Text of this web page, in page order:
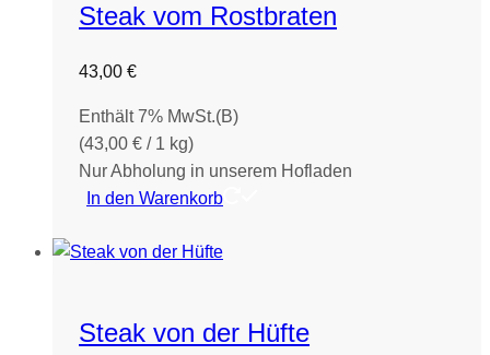
Steak vom Rostbraten
43,00 €
Enthält 7% MwSt.(B)
(43,00 € / 1 kg)
Nur Abholung in unserem Hofladen
In den Warenkorb
Steak von der Hüfte